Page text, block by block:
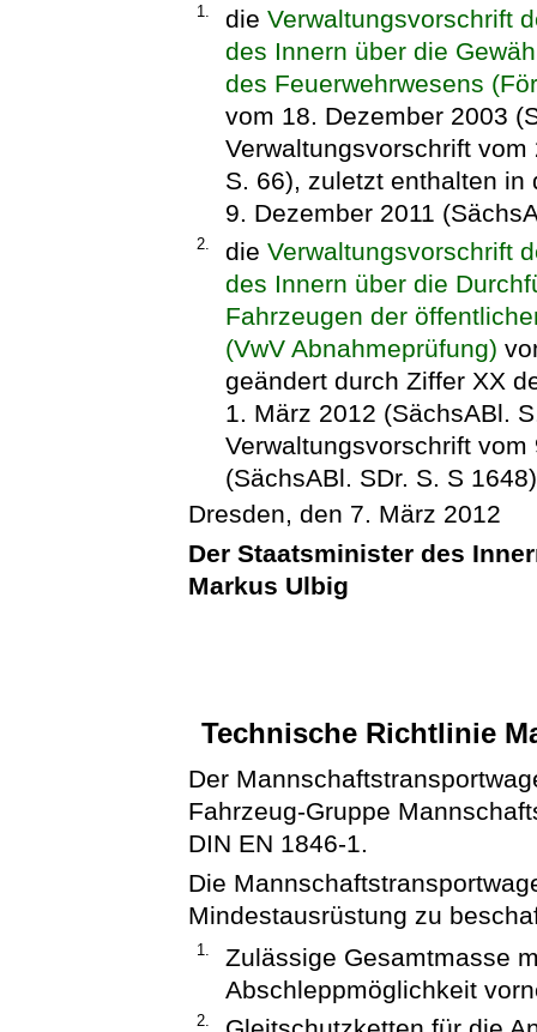
1. die Verwaltungsvorschrift
des Innern über die
des Feuerwehrwesens
vom 18. Dezember 2003
Verwaltungsvorschrift
S. 66), zuletzt enthalten in
9. Dezember 2011
2. die Verwaltungsvorschrift
des Innern über die
Fahrzeugen der
(VwV Abnahmeprüfung)
geändert durch Ziffer XX
1. März 2012 (SächsABl.
Verwaltungsvorschrift vom
(SächsABl. SDr. S. S
Dresden, den 7. März 2012
Der Staatsminister des
Markus Ulbig
Technische Richtlinie
Der
Fahrzeug-Gruppe
DIN EN 1846-1.
Die
Mindestausrüstung zu
1.
Zulässige Gesamtmasse
Abschleppmöglichkeit
2.